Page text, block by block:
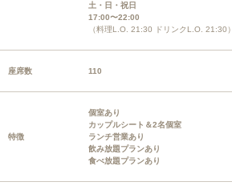
土・日・祝日
17:00〜22:00
（料理L.O. 21:30 ドリンクL.O. 21:30）
座席数 110
特徴
個室あり
カップルシート＆2名個室
ランチ営業あり
飲み放題プランあり
食べ放題プランあり